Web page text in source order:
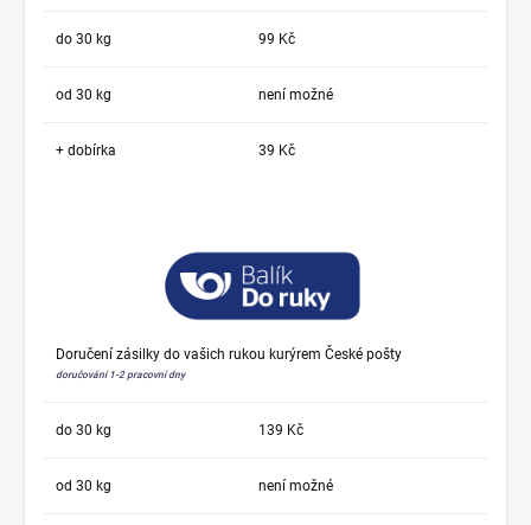
do 30 kg 99 Kč
od 30 kg není možné
+ dobírka 39 Kč
Doručení zásilky do vašich rukou kurýrem České pošty
doručování 1-2 pracovní dny
do 30 kg 139 Kč
od 30 kg není možné